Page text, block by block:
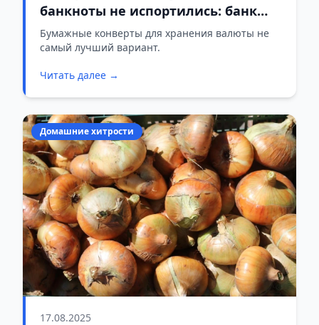
банкноты не испортились: банк
дал совет
Бумажные конверты для хранения валюты не
самый лучший вариант.
Читать далее →
Домашние хитрости
17.08.2025